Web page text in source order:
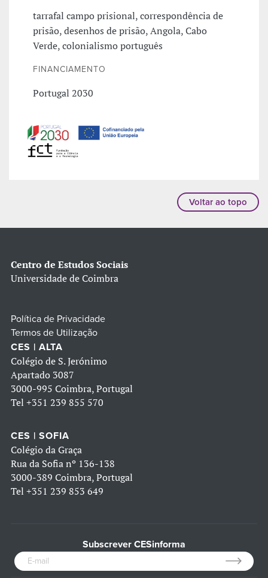
tarrafal campo prisional, correspondência de
prisão, desenhos de prisão, Angola, Cabo
Verde, colonialismo português
FINANCIAMENTO
Portugal 2030
Voltar ao topo
Centro de Estudos Sociais
Universidade de Coimbra
Política de Privacidade
Termos de Utilização
CES | ALTA
Colégio de S. Jerónimo
Apartado 3087
3000-995 Coimbra, Portugal
Tel +351 239 855 570
CES | SOFIA
Colégio da Graça
Rua da Sofia nº 136-138
3000-389 Coimbra, Portugal
Tel +351 239 853 649
Subscrever CESinforma